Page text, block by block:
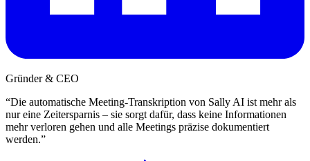
Gründer & CEO
“Die automatische Meeting-Transkription von Sally AI ist mehr als
nur eine Zeitersparnis – sie sorgt dafür, dass keine Informationen
mehr verloren gehen und alle Meetings präzise dokumentiert
werden.”